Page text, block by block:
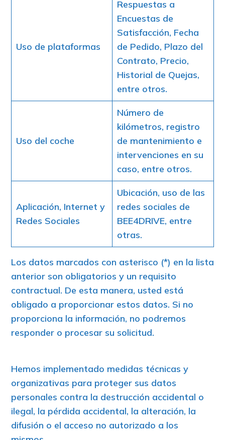
Uso de plataformas
Respuestas a
Encuestas de
Satisfacción, Fecha
de Pedido, Plazo del
Contrato, Precio,
Historial de Quejas,
entre otros.
Uso del coche
Número de
kilómetros, registro
de mantenimiento e
intervenciones en su
caso, entre otros.
Aplicación, Internet y
Redes Sociales
Ubicación, uso de las
redes sociales de
BEE4DRIVE, entre
otras.
Los datos marcados con asterisco (*) en la lista
anterior son obligatorios y un requisito
contractual. De esta manera, usted está
obligado a proporcionar estos datos. Si no
proporciona la información, no podremos
responder o procesar su solicitud.
Hemos implementado medidas técnicas y
organizativas para proteger sus datos
personales contra la destrucción accidental o
ilegal, la pérdida accidental, la alteración, la
difusión o el acceso no autorizado a los